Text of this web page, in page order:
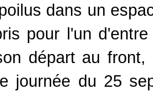
dans un
pour l'un
départ au
journée du 25